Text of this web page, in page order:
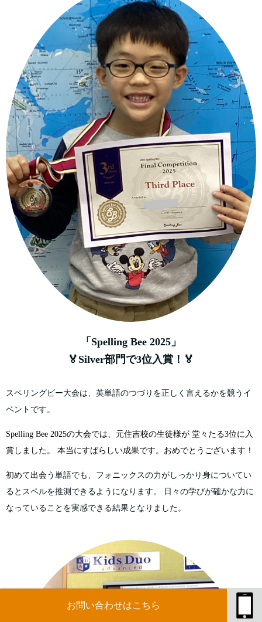
お問い合わせはこちら
「Spelling Bee 2025」
🏅Silver部門で3位入賞！🏅
スペリングビー大会は、英単語のつづりを正しく言えるかを競うイ
ベントです。
Spelling Bee 2025の大会では、元住吉校の生徒様が 堂々たる3位に入
賞しました。 本当にすばらしい成果です。おめでとうございます！
初めて出会う単語でも、フォニックスの力がしっかり身についてい
るとスペルを推測できるようになります。 日々の学びが確かな力に
なっていることを実感できる結果となりました。